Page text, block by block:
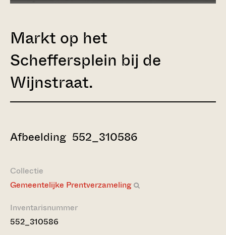
Markt op het
Scheffersplein bij de
Wijnstraat.
Afbeelding 552_310586
Collectie
Gemeentelijke Prentverzameling
Inventarisnummer
552_310586